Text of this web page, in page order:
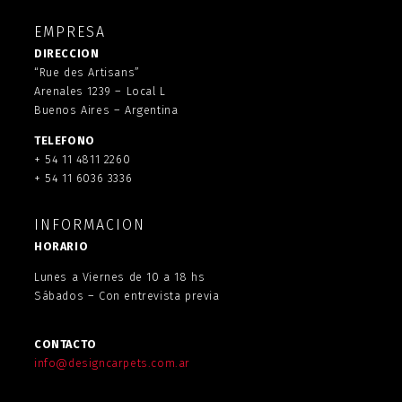
EMPRESA
DIRECCION
“Rue des Artisans”
Arenales 1239 – Local L
Buenos Aires – Argentina
TELEFONO
+ 54 11 4811 2260
+ 54 11 6036 3336
INFORMACION
HORARIO
Lunes a Viernes de 10 a 18 hs
Sábados – Con entrevista previa
CONTACTO
info@designcarpets.com.ar